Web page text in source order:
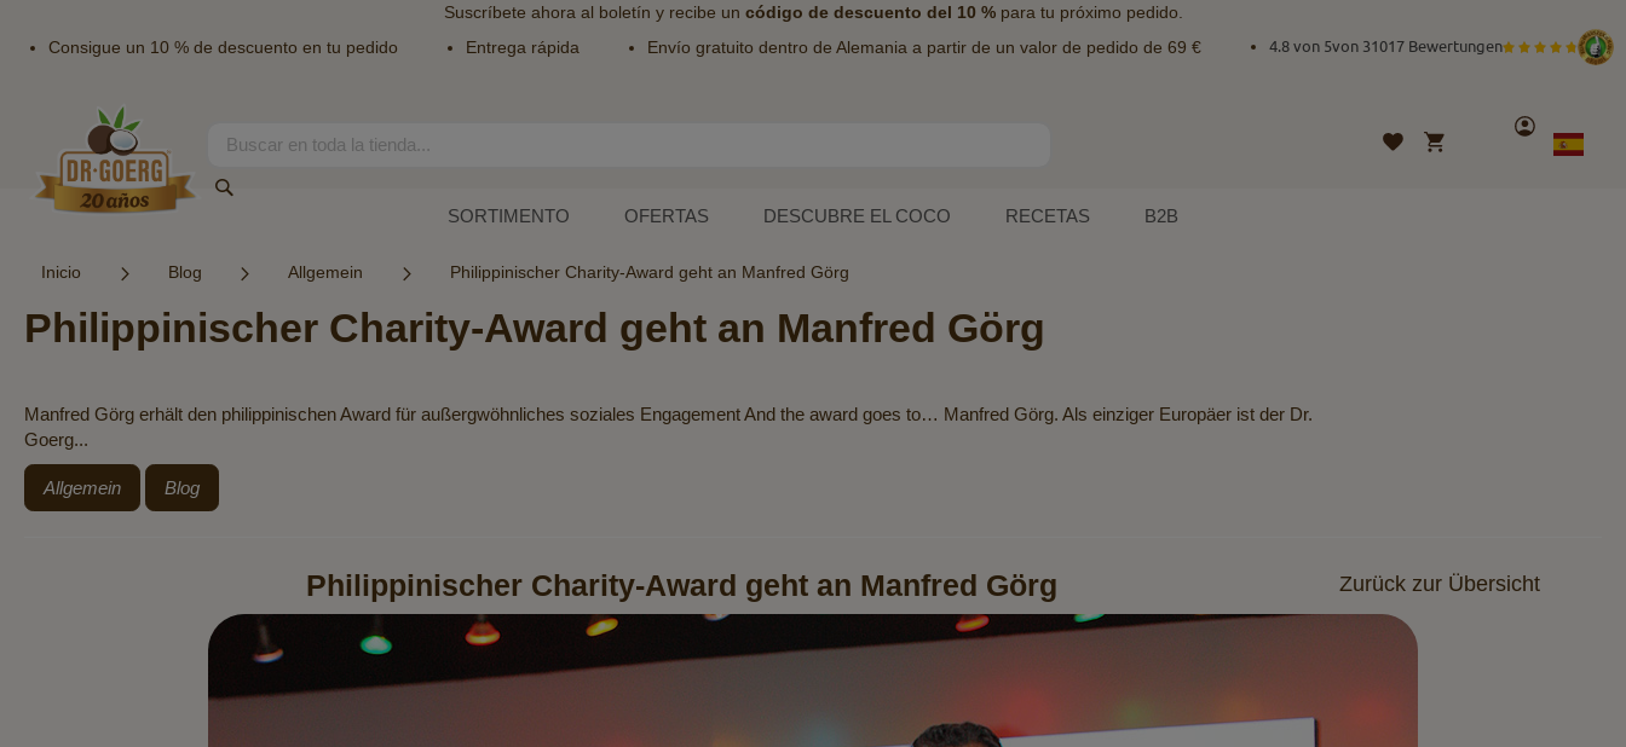
Suscríbete ahora al boletín y recibe un código de descuento del 10 %para tu próximo pedido.
Consigue un 10 % de descuento en tu pedido
Entrega rápida Envío gratuito dentro de Alemania a partir de un valor de pedido de 69 € 4.8 von 5von 31017 Bewertungen
contenido
Search
Lista
Mi cesta
Cuenta
Lenguaje
Spanish
SORTIMENTO OFERTAS DESCUBRE EL COCO RECETAS B2B
Inicio Blog Allgemein Philippinischer Charity-Award geht an Manfred Görg
Philippinischer Charity-Award geht an Manfred Görg
Manfred Görg erhält den philippinischen Award für außergwöhnliches soziales Engagement And the award goes to… Manfred Görg. Als einziger Europäer ist der Dr.
Goerg...
Allgemein Blog
Philippinischer Charity-Award geht an Manfred Görg Zurück zur Übersicht